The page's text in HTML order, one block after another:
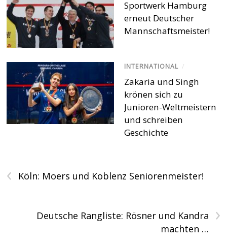
Sportwerk Hamburg
erneut Deutscher
Mannschaftsmeister!
INTERNATIONAL /
Zakaria und Singh
krönen sich zu
Junioren-Weltmeistern
und schreiben
Geschichte
‹ Köln: Moers und Koblenz Seniorenmeister!
›
Deutsche Rangliste: Rösner und Kandra
machten …